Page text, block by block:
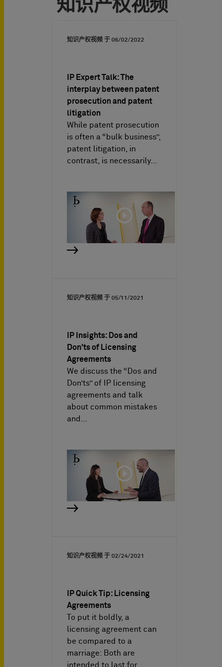
知识产权视频
知识产权视频 于 06/02/2022
IP Expert Talk: The
interplay between patent
prosecution and patent
litigation
While patent prosecution
is often a “bulk business”,
patent litigation, in
contrast, is necessarily…
知识产权视频 于 05/11/2021
IP Insights: Dos and
Don'ts of Licensing
Agreements
We discuss the “Dos and
Don’ts” of IP licensing
agreements and talk
about common mistakes
and…
知识产权视频 于 02/24/2021
IP Quick Tip: Licensing
Agreements
To put it boldly, a
licensing agreement can
be compared to a
marriage: Both are
intended to last for…